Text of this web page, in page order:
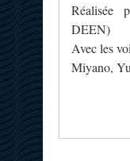
Réalisée
DEEN)
Avec les
Miyano,